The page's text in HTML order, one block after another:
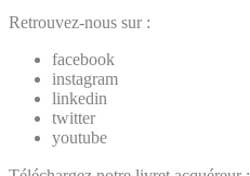
Retrouvez-nous sur :
facebook
instagram
linkedin
twitter
youtube